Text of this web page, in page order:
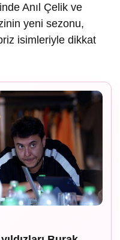
Anıl Çelik ve
yeni sezonu,
isimleriyle dikkat